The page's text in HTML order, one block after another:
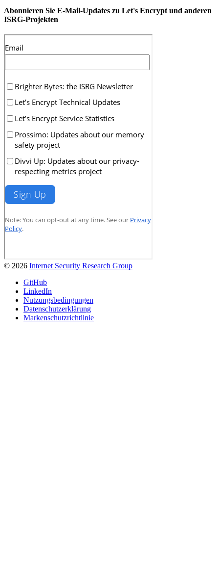
Abonnieren Sie E-Mail-Updates zu Let's Encrypt und anderen
ISRG-Projekten
© 2026 Internet Security Research Group
GitHub
LinkedIn
Nutzungsbedingungen
Datenschutzerklärung
Markenschutzrichtlinie